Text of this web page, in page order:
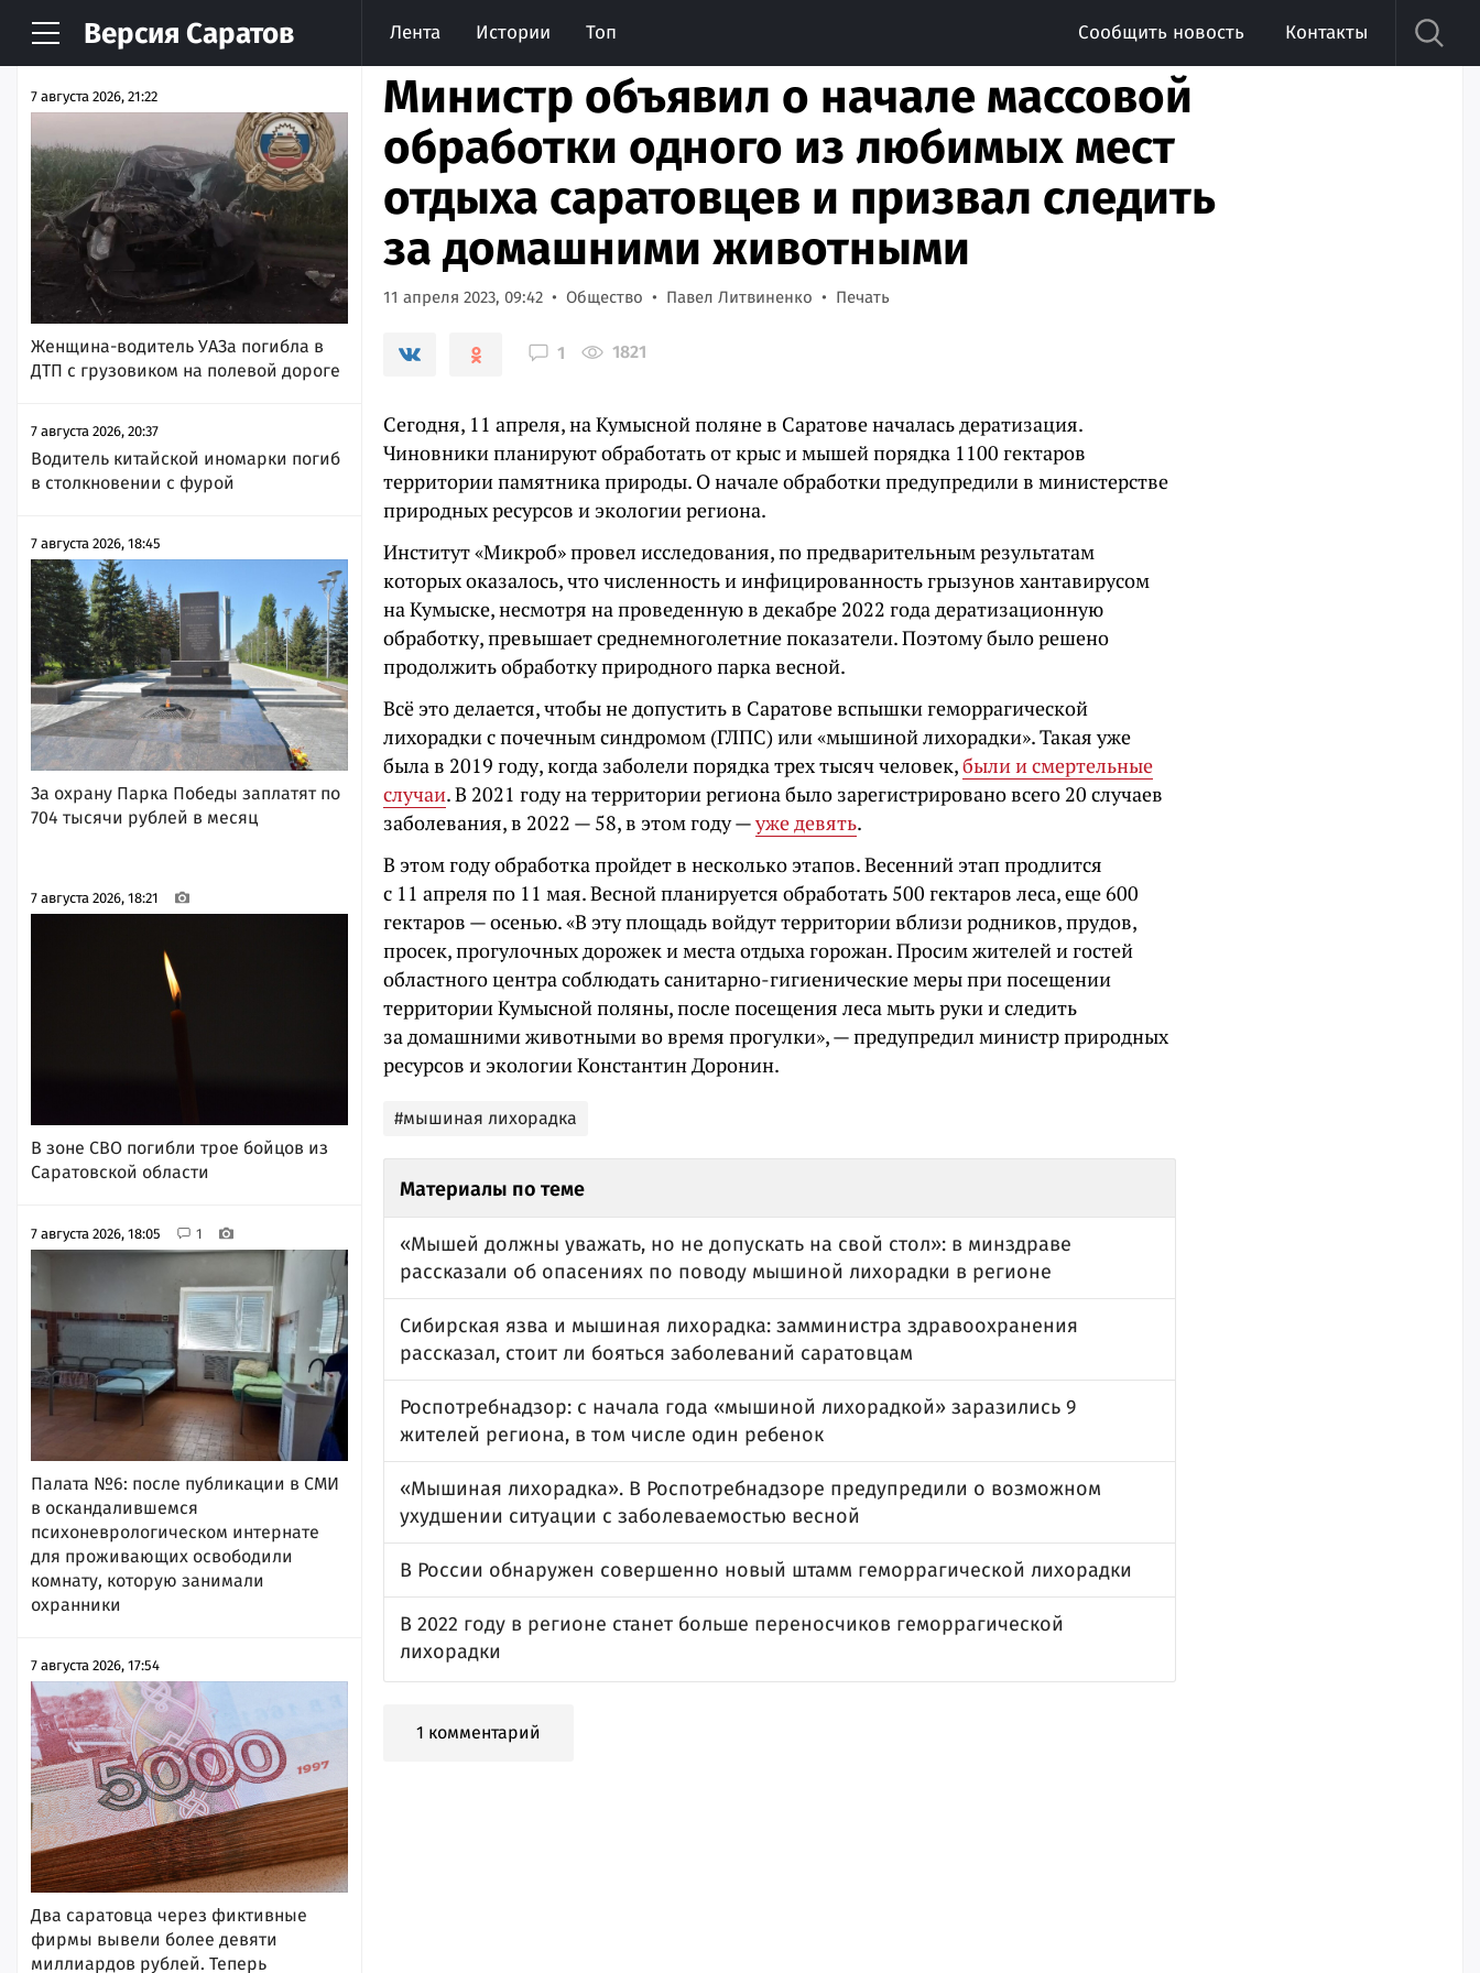
Версия Саратов Лента Истории Топ Сообщить новость Контакты
НОВОСТИ АРХИВ
7 августа 2026, 21:22
Женщина-водитель УАЗа погибла в
ДТП с грузовиком на полевой дороге
7 августа 2026, 20:37
Водитель китайской иномарки погиб
в столкновении с фурой
7 августа 2026, 18:45
За охрану Парка Победы заплатят по
704 тысячи рублей в месяц
7 августа 2026, 18:21
В зоне СВО погибли трое бойцов из
Саратовской области
7 августа 2026, 18:05 1
Палата №6: после публикации в СМИ
в оскандалившемся
психоневрологическом интернате
для проживающих освободили
комнату, которую занимали
охранники
7 августа 2026, 17:54
Два саратовца через фиктивные
фирмы вывели более девяти
миллиардов рублей. Теперь
Министр объявил о начале массовой
обработки одного из любимых мест
отдыха саратовцев и призвал следить
за домашними животными
11 апреля 2023, 09:42 Общество Павел Литвиненко Печать
1 1821
Сегодня, 11 апреля, на Кумысной поляне в Саратове началась дератизация.
Чиновники планируют обработать от крыс и мышей порядка 1100 гектаров
территории памятника природы. О начале обработки предупредили в министерстве
природных ресурсов и экологии региона.
Институт «Микроб» провел исследования, по предварительным результатам
которых оказалось, что численность и инфицированность грызунов хантавирусом
на Кумыске, несмотря на проведенную в декабре 2022 года дератизационную
обработку, превышает среднемноголетние показатели. Поэтому было решено
продолжить обработку природного парка весной.
Всё это делается, чтобы не допустить в Саратове вспышки геморрагической
лихорадки с почечным синдромом (ГЛПС) или «мышиной лихорадки». Такая уже
была в 2019 году, когда заболели порядка трех тысяч человек,были и смертельные
случаи. В 2021 году на территории региона было зарегистрировано всего 20 случаев
заболевания, в 2022 — 58, в этом году —уже девять.
В этом году обработка пройдет в несколько этапов. Весенний этап продлится
с 11 апреля по 11 мая. Весной планируется обработать 500 гектаров леса, еще 600
гектаров — осенью. «В эту площадь войдут территории вблизи родников, прудов,
просек, прогулочных дорожек и места отдыха горожан. Просим жителей и гостей
областного центра соблюдать санитарно-гигиенические меры при посещении
территории Кумысной поляны, после посещения леса мыть руки и следить
за домашними животными во время прогулки», — предупредил министр природных
ресурсов и экологии Константин Доронин.
#мышиная лихорадка
Материалы по теме
«Мышей должны уважать, но не допускать на свой стол»: в минздраве
рассказали об опасениях по поводу мышиной лихорадки в регионе
Сибирская язва и мышиная лихорадка: замминистра здравоохранения
рассказал, стоит ли бояться заболеваний саратовцам
Роспотребнадзор: с начала года «мышиной лихорадкой» заразились 9
жителей региона, в том числе один ребенок
«Мышиная лихорадка». В Роспотребнадзоре предупредили о возможном
ухудшении ситуации с заболеваемостью весной
В России обнаружен совершенно новый штамм геморрагической лихорадки
В 2022 году в регионе станет больше переносчиков геморрагической
лихорадки
1 комментарий